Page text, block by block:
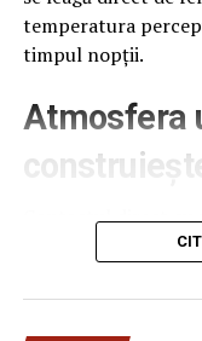
temperatura
timpul nopții.
Atmosfera
Contactul direct cu
senzații fizice pe
pe drum, seara
oferite democheta